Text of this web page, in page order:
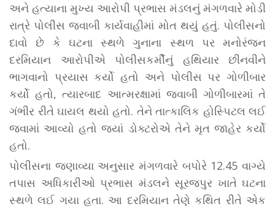
અને હત્યાના મુખ્ય આરોપી પ્રભાસ મંડલનું મંગળવારે મોડી
રાત્રે પોલીસ જવાબી કાર્યવાહીમાં મોત થયું હતું. પોલીસનો
દાવો છે કે ઘટના સ્થળે ગુનાના સ્થળ પર મનોરંજન
દરમિયાન આરોપીએ પોલીસકર્મીનું હથિયાર છીનવીને
ભાગવાનો પ્રયાસ કર્યો હતો અને પોલીસ પર ગોળીબાર
કર્યો હતો, ત્યારબાદ આત્મરક્ષામાં જવાબી ગોળીબારમાં તે
ગંભીર રીતે ઘાયલ થયો હતો. તેને તાત્કાલિક હોસ્પિટલ લઈ
જવામાં આવ્યો હતો જ્યાં ડોક્ટરોએ તેને મૃત જાહેર કર્યો
હતો.
પોલીસના જણાવ્યા અનુસાર મંગળવારે બપોરે 12.45 વાગ્યે
તપાસ અધિકારીઓ પ્રભાસ મંડલને સૂરજપુર ખાતે ઘટના
સ્થળે લઈ ગયા હતા. આ દરમિયાન તેણે કથિત રીતે એક